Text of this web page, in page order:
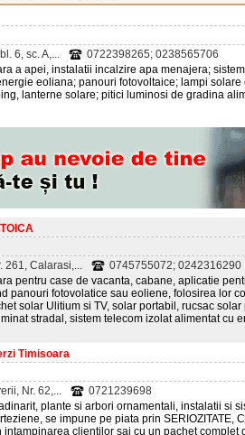
6, sc. A,...
0722398265; 0238565706
a apei, instalatii incalzire apa menajera;
eoliana; panouri fotovoltaice; lampi solare
lanterne solare; pitici luminosi de gradina
261, Calarasi,...
0745755072; 0242316290
pentru case de vacanta, cabane, aplicatie
panouri fotovolatice sau eoliene, folosirea lor
solar Ulitium si TV, solar portabil, rucsac solar
stradal, sistem telecom izolat alimentat cu
Timisoara
Nr. 62,...
0721239698
plante si arbori ornamentali, instalatii si
se impune pe piata prin SERIOZITATE,
intampinarea clientilor sai cu un pachet complet